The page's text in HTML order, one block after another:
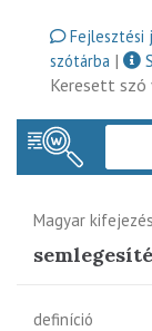
Fejlesztési
szótárba |
Keresett szó
Magyar kifejezés
definíció